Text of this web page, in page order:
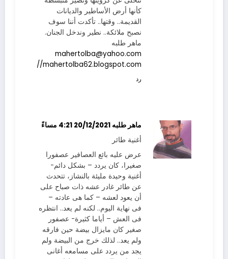
كأنها أرض الأساطير والديانات
القديمة.. وقتها.. تأكدت أننا سوف
نصبح ملائكة.. نطير وندخل الجنان.
ماهر طلبه
mahertolba@yahoo.com
http://mahertolba62.blogspot.com
رد
ماهر طلبه 20/12/2021 4:21 مساءً
أغنية طائر
عرض عليه بائع العصافير عصفورا
صغيرا، كان يردد – بشكل دائم-
أغنية وحيدة مليئة بالنشاز، تتحدث
عن طائر غادر عشه ذات صباح على
أن يعود لعشه – كما هى عادته –
فى نهاية اليوم.. لكنه لم يعد.. انتظره
فى العش – أياما كثيرة- عصفور
صغير كان مايزال بيضة حين فارقه
ولم يعد.. لذلك خرج من البيضة ولم
يجد من يردد على مسامعه أغانى